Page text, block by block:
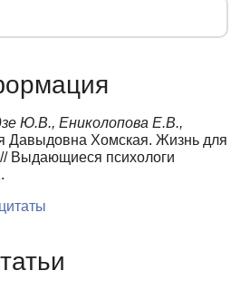
Ю.В., Ениколопова Е.В.,
Давыдовна Хомская. Жизнь для
Выдающиеся психологи